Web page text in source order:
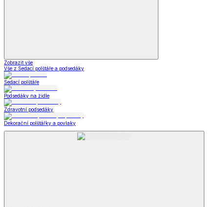
Zobrazit vše
Vše z Sedací polštáře a podsedáky
Sedací polštáře
Podsedáky na židle
Zdravotní podsedáky
Dekorační polštářky a povlaky